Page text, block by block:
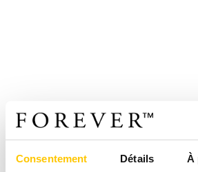
Consentement Détails À